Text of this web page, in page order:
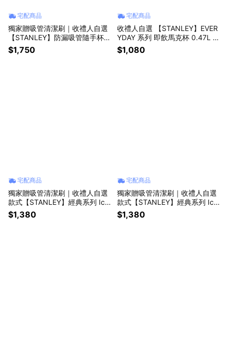
宅配商品
獨家贈吸管清潔刷｜收禮人自選
【STANLEY】防漏吸管隨手杯
0.88L / SPRING PICNIC
$1,750
宅配商品
收禮人自選 【STANLEY】EVER
YDAY 系列 即飲馬克杯 0.47L /
多色任選
$1,080
宅配商品
獨家贈吸管清潔刷｜收禮人自選
款式【STANLEY】經典系列 Ice
Flow 手提吸管杯2.0 0.88L / HI
GH SUMMER
$1,380
宅配商品
獨家贈吸管清潔刷｜收禮人自選
款式【STANLEY】經典系列 Ice
Flow 手提吸管杯2.0 0.88L / 西
部風格系列
$1,380